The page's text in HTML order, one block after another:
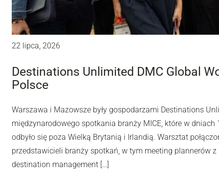
22 lipca, 2026
Destinations Unlimited DMC Global
Polsce
Warszawa i Mazowsze były gospodarzami Destinations
międzynarodowego spotkania branży MICE, które w
odbyło się poza Wielką Brytanią i Irlandią. Warsztat
przedstawicieli branży spotkań, w tym meeting plannerów
destination management […]